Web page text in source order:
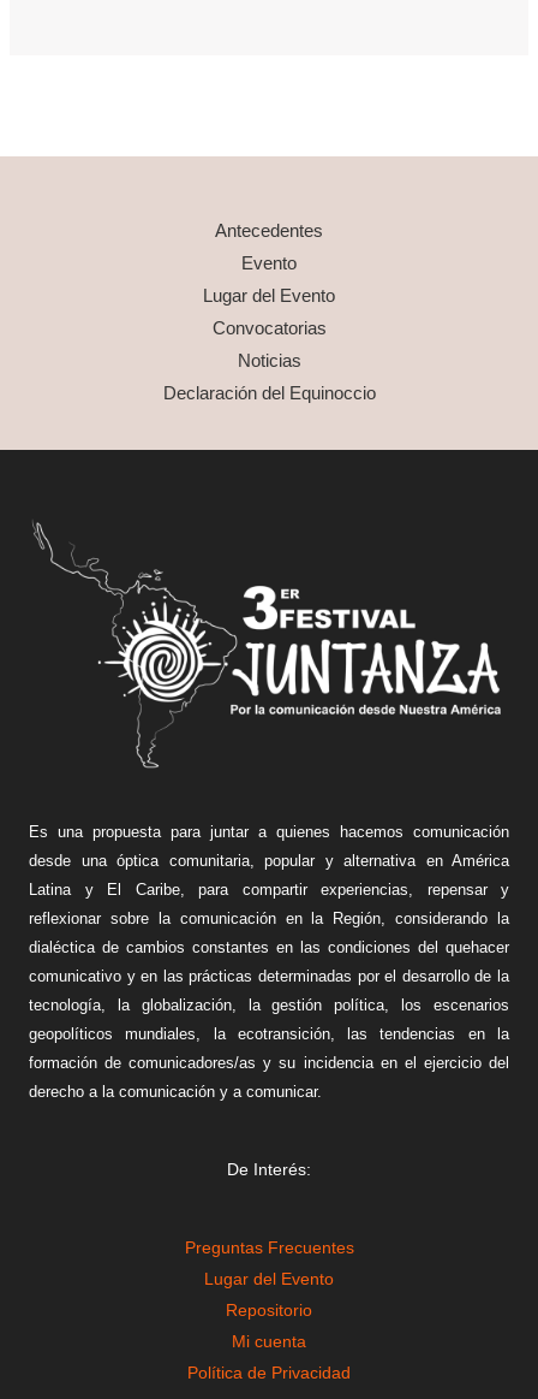
Antecedentes
Evento
Lugar del Evento
Convocatorias
Noticias
Declaración del Equinoccio
Es una propuesta para juntar a quienes hacemos comunicación
desde una óptica comunitaria, popular y alternativa en América
Latina y El Caribe, para compartir experiencias, repensar y
reflexionar sobre la comunicación en la Región, considerando la
dialéctica de cambios constantes en las condiciones del quehacer
comunicativo y en las prácticas determinadas por el desarrollo de la
tecnología, la globalización, la gestión política, los escenarios
geopolíticos mundiales, la ecotransición, las tendencias en la
formación de comunicadores/as y su incidencia en el ejercicio del
derecho a la comunicación y a comunicar.
De Interés:
Preguntas Frecuentes
Lugar del Evento
Repositorio
Mi cuenta
Política de Privacidad